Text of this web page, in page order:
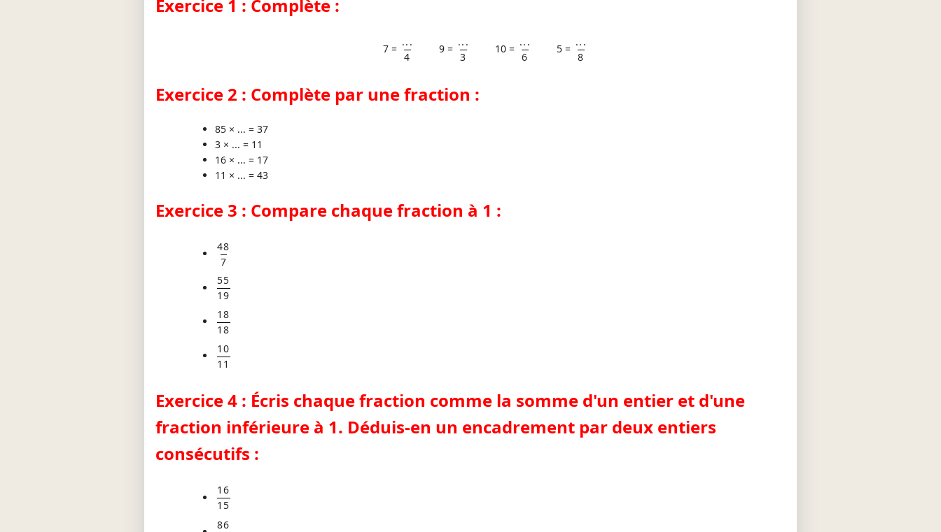
Exercice 1 : Complète :
7 =
...
4
9 =
...
3
10 =
...
6
5 =
...
8
Exercice 2 : Complète par une fraction :
85 × ... = 37
3 × ... = 11
16 × ... = 17
11 × ... = 43
Exercice 3 : Compare chaque fraction à 1 :
48
7
55
19
18
18
10
11
Exercice 4 : Écris chaque fraction comme la somme d'un entier et d'une
fraction inférieure à 1. Déduis-en un encadrement par deux entiers
consécutifs :
16
15
86